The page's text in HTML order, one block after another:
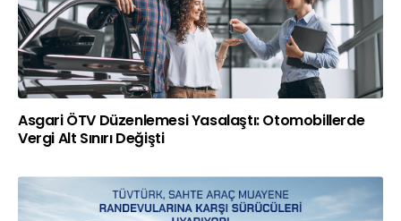
Asgari ÖTV Düzenlemesi Yasalaştı: Otomobillerde
Vergi Alt Sınırı Değişti